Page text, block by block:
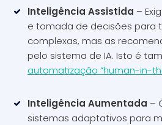
Inteligência Assistida –
e tomada de decisões para
complexas, mas as
pelo sistema de IA. Isto é
automatização “human-in-
Inteligência Aumentada –
sistemas adaptativos para